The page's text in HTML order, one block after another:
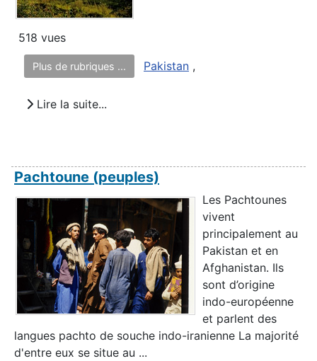
518 vues
Plus de rubriques ... Pakistan ,
Lire la suite...
Pachtoune (peuples)
Les Pachtounes
vivent
principalement au
Pakistan et en
Afghanistan. Ils
sont d’origine
indo-européenne
et parlent des
langues pachto de souche indo-iranienne La majorité
d'entre eux se situe au ...